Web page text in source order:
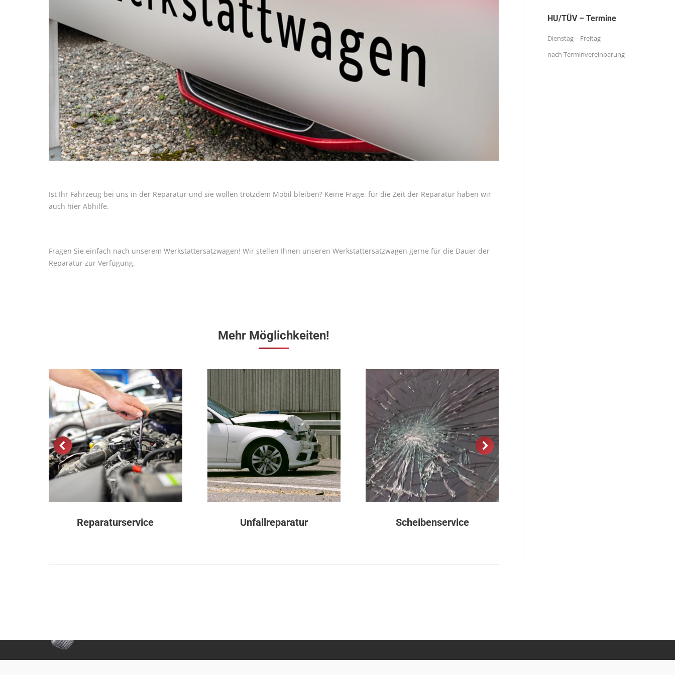
Ist Ihr Fahrzeug bei uns in der Reparatur und sie wollen trotzdem Mobil bleiben? Keine Frage, für die Zeit der Reparatur haben wir
auch hier Abhilfe.
Fragen Sie einfach nach unserem Werkstattersatzwagen! Wir stellen Ihnen unseren Werkstattersatzwagen gerne für die Dauer der
Reparatur zur Verfügung.
Mehr Möglichkeiten!
Reparaturservice Unfallreparatur Scheibenservice
HU/TÜV – Termine
Dienstag – Freitag
nach Terminvereinbarung